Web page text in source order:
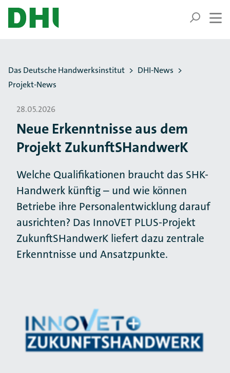
ZUM HAUPTINHALT SPRINGEN
ZUR SUCHE SPRINGEN
Sie befinden sich hier:
Das Deutsche Handwerksinstitut
DHI-News
Projekt-News
28.05.2026
Neue Erkenntnisse aus dem
Projekt ZukunftSHandwerK
Welche Qualifikationen braucht das SHK-
Handwerk künftig – und wie können
Betriebe ihre Personalentwicklung darauf
ausrichten? Das InnoVET PLUS-Projekt
ZukunftSHandwerK liefert dazu zentrale
Erkenntnisse und Ansatzpunkte.